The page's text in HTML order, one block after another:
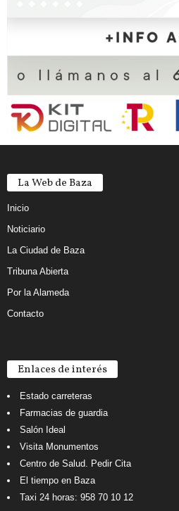
La Web de Baza
Inicio
Noticiario
La Ciudad de Baza
Tribuna Abierta
Por la Alameda
Contacto
Enlaces de interés
Estado carreteras
Farmacias de guardia
Salón Ideal
Visita Monumentos
Centro de Salud. Pedir Cita
El tiempo en Baza
Taxi 24 horas: 958 70 10 12